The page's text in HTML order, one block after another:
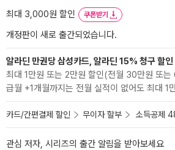
최대 3,000원 할인
쿠폰받기
개정판이 새로 출간되었습니다.
알라딘 만권당 삼성카드, 알라딘 15% 청구 할인
최대 1만원 또는 2만원 할인(전월 30만원 또
급월 +1개월까지는 전월 실적이 없어도 최대 1
카드/간편결제 할인 무이자 할부 소득공제
관심 저자, 시리즈의 출간 알림을 받아보세요